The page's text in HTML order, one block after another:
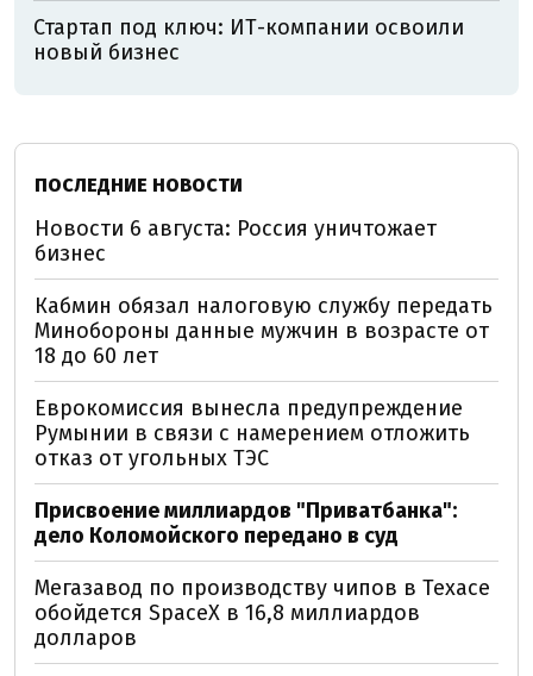
Стартап под ключ: ИТ-компании освоили
новый бизнес
ПОСЛЕДНИЕ НОВОСТИ
Новости 6 августа: Россия уничтожает
бизнес
Кабмин обязал налоговую службу передать
Минобороны данные мужчин в возрасте от
18 до 60 лет
Еврокомиссия вынесла предупреждение
Румынии в связи с намерением отложить
отказ от угольных ТЭС
Присвоение миллиардов "Приватбанка":
дело Коломойского передано в суд
Мегазавод по производству чипов в Техасе
обойдется SpaceX в 16,8 миллиардов
долларов